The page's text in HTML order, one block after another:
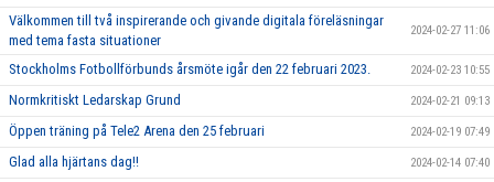
Välkommen till två inspirerande och givande digitala föreläsningar
med tema fasta situationer
2024-02-27 11:06
Stockholms Fotbollförbunds årsmöte igår den 22 februari 2023. 2024-02-23 10:55
Normkritiskt Ledarskap Grund 2024-02-21 09:13
Öppen träning på Tele2 Arena den 25 februari 2024-02-19 07:49
Glad alla hjärtans dag!! 2024-02-14 07:40